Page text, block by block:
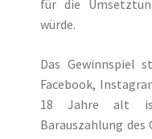
für die
würde.
Das Gewinnspiel
Facebook,
18 Jahre alt
Barauszahlung